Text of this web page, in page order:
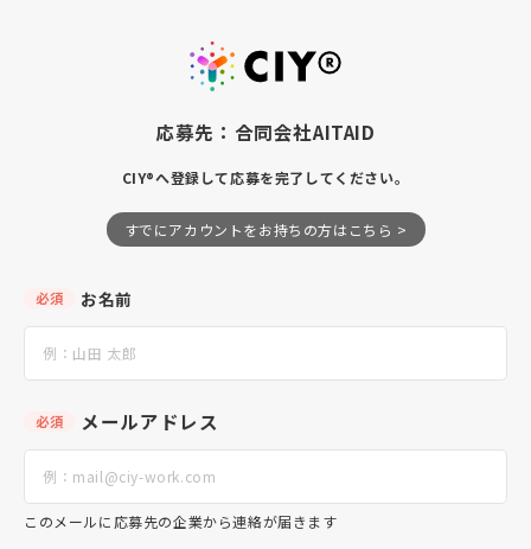
応募先：合同会社AITAID
CIY®へ登録して応募を完了してください。
すでにアカウントをお持ちの方はこちら >
必須 お名前
必須 メールアドレス
このメールに応募先の企業から連絡が届きます